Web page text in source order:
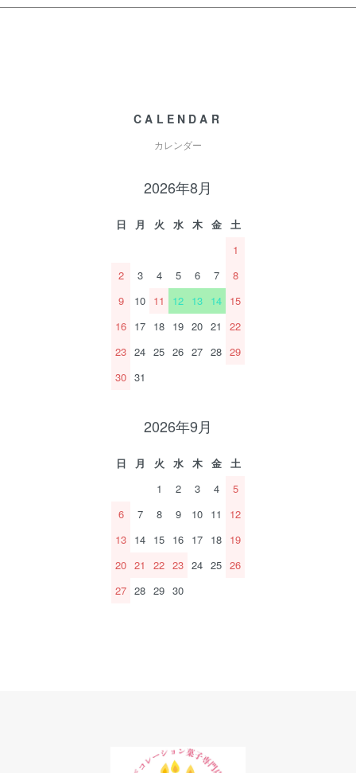
CALENDAR
カレンダー
2026年8月
日 月 火 水 木 金
土
1
2
3 4 5 6 7
8
9
10 11 12 13 14 15
16 17 18 19 20 21
22
23 24 25 26 27 28 29
30 31
2026年9月
日 月 火 水 木 金
土
1
2 3 4
5
6
7 8 9 10 11
12
13 14 15 16 17 18 19
20 21 22 23 24 25 26
27 28 29 30